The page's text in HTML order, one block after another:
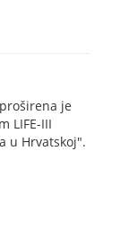
je
LIFE-III
u Hrvatskoj".